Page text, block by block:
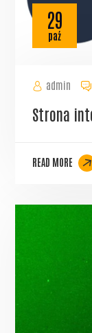
admin
29
paź
Strona
READ MORE